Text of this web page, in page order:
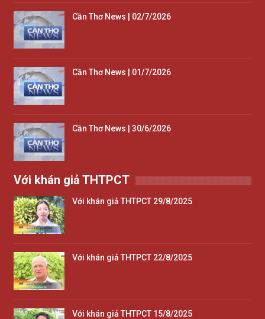
Cần Thơ News | 02/7/2026
Cần Thơ News | 01/7/2026
Cần Thơ News | 30/6/2026
Với khán giả THTPCT
Với khán giả THTPCT 29/8/2025
Với khán giả THTPCT 22/8/2025
Với khán giả THTPCT 15/8/2025